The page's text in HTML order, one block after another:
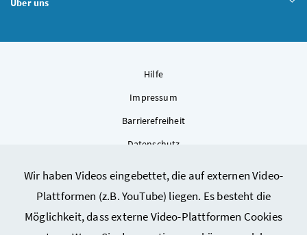
Wir haben Videos eingebettet, die auf externen Video-
Plattformen (z.B. YouTube) liegen. Es besteht die
Möglichkeit, dass externe Video-Plattformen Cookies
Über uns
Hilfe
Impressum
Barrierefreiheit
Datenschutz
Sitemap
Cookie-Einstellungen